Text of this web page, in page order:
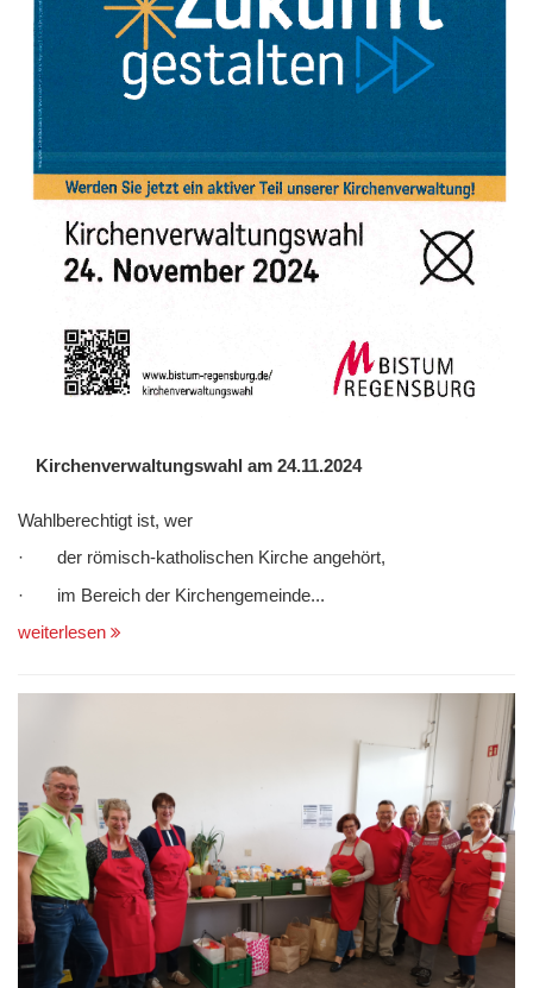
Kirchenverwaltungswahl am 24.11.2024
Wahlberechtigt ist, wer
· der römisch-katholischen Kirche angehört,
· im Bereich der Kirchengemeinde...
weiterlesen